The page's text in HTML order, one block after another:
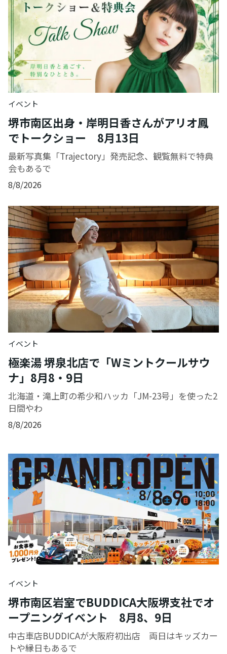
イベント
堺市南区出身・岸明日香さんがアリオ鳳
でトークショー 8月13日
最新写真集「Trajectory」発売記念、観覧無料で特典
会もあるで
8/8/2026
イベント
極楽湯 堺泉北店で「Wミントクールサウ
ナ」8月8・9日
北海道・滝上町の希少和ハッカ「JM-23号」を使った2
日間やわ
8/8/2026
イベント
堺市南区岩室でBUDDICA大阪堺支社でオ
ープニングイベント 8月8、9日
中古車店BUDDICAが大阪府初出店 両日はキッズカー
トや縁日もあるで